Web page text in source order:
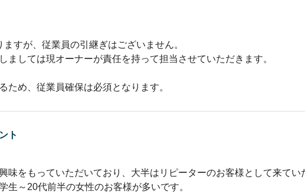
すが、従業員の引継ぎはございません。
ましては現オーナーが責任を持って担当させていただきます。
ト
味をもっていただいており、大半はリピーターのお客様として来てい
生～20代前半の女性のお客様が多いです。